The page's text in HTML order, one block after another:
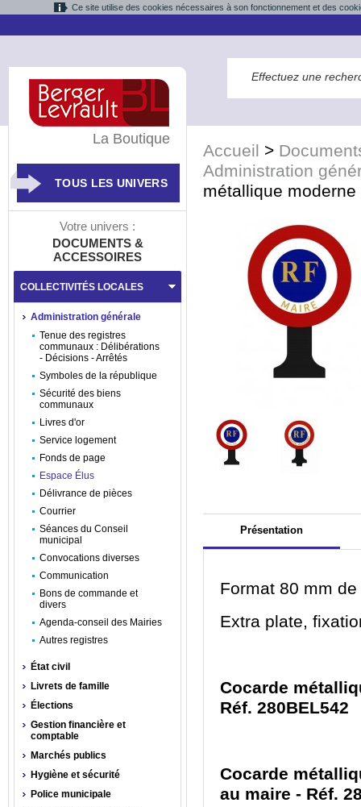
Ce site utilise des cookies nécessaires à son fonctionnement et des
Accueil >
Administration
métallique
Présentation
Format 80 mm
Extra plate,
Cocarde
Réf. 280BEL542
Cocarde
au maire - Réf.
La Boutique
TOUS LES UNIVERS
Votre univers :
DOCUMENTS &
ACCESSOIRES
COLLECTIVITÉS LOCALES
Administration générale
Tenue des registres
communaux : Délibérations
- Décisions - Arrêtés
Symboles de la république
Sécurité des biens
communaux
Livres d'or
Service logement
Fonds de page
Espace Élus
Délivrance de pièces
Courrier
Séances du Conseil
municipal
Convocations diverses
Communication
Bons de commande et
divers
Agenda-conseil des Mairies
Autres registres
État civil
Livrets de famille
Élections
Gestion financière et
comptable
Marchés publics
Hygiène et sécurité
Police municipale